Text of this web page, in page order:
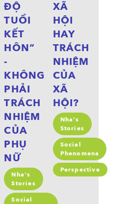
ĐỘ
TUỔI
KẾT
HÔN”
-
KHÔNG
PHẢI
TRÁCH
NHIỆM
CỦA
PHỤ
NỮ
Nha's
Stories
Social
XÃ
HỘI
HAY
TRÁCH
NHIỆM
CỦA
XÃ
HỘI?
Nha's
Stories
Social
Phenomena
Perspective